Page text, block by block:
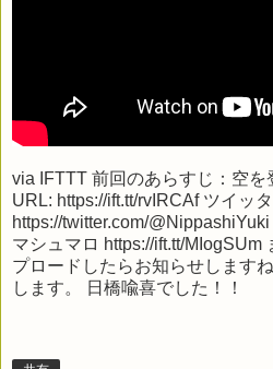
via IFTTT 前回のあらすじ：空を
URL: https://ift.tt/rvIRCAf ツイッ
https://twitter.com/
マシュマロ https://ift.tt/MIogSUm
プロードしたらお知らせします
します。 日橋喩喜でした！！